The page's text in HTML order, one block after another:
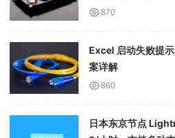
870
Excel 启动失败提
案详解
860
日本东京节点